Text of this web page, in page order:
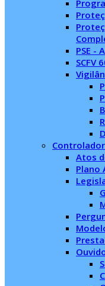
PSE -
SCFV
Atos
Plano